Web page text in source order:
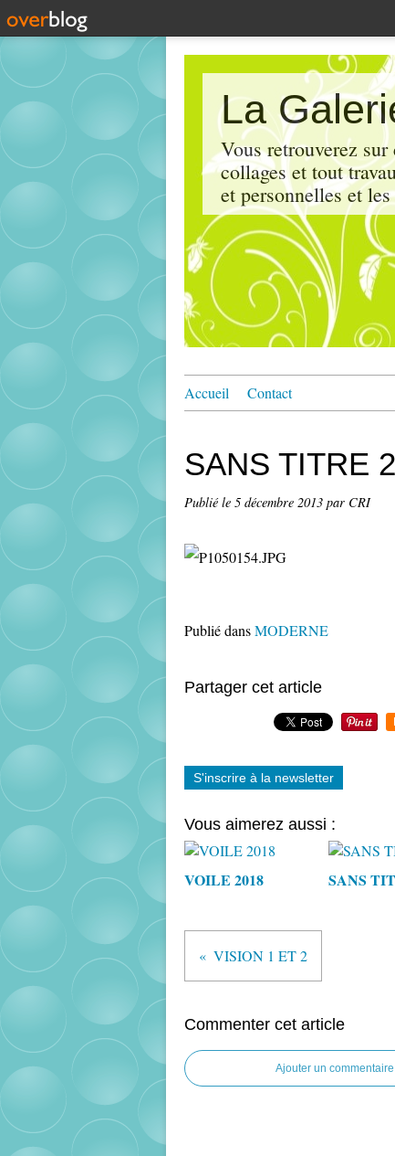
La
Vous retrouverez
collages et tout
et personnelles et
Accueil Contact
SANS TITRE 2
Publié le 5 décembre 2013 par CRI
Publié dansMODERNE
Partager cet article
S'inscrire à la newsletter
Vous aimerez aussi :
VOILE 2018 SANS
VISION 1 ET 2
Commenter cet article
Ajouter un commentaire